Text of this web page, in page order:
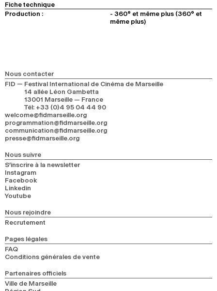
Fiche technique
Production :
- 360° et même plus (360° et
même plus)
Nous contacter
FID — Festival International de Cinéma de Marseille
14 allée Léon Gambetta
13001 Marseille — France
Tél: +33 (0)4 95 04 44 90
welcome@fidmarseille.org
programmation@fidmarseille.org
communication@fidmarseille.org
presse@fidmarseille.org
Nous suivre
S’inscrire à la newsletter
Instagram
Facebook
Linkedin
Youtube
Nous rejoindre
Recrutement
Pages légales
FAQ
Conditions générales de vente
Partenaires officiels
Ville de Marseille